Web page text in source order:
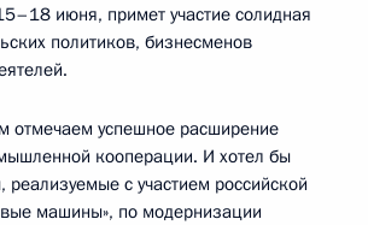
июня, примет участие солидная
политиков, бизнесменов
отмечаем успешное расширение
кооперации. И хотел бы
реализуемые с участием российской
машины», по модернизации